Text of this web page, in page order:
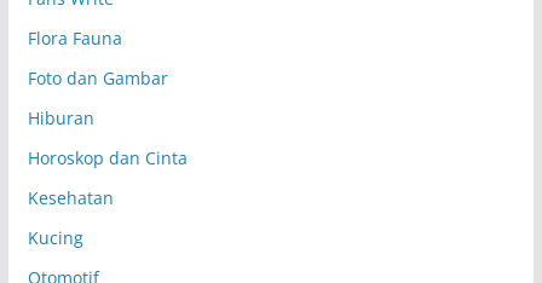
Flora Fauna
Foto dan Gambar
Hiburan
Horoskop dan Cinta
Kesehatan
Kucing
Otomotif